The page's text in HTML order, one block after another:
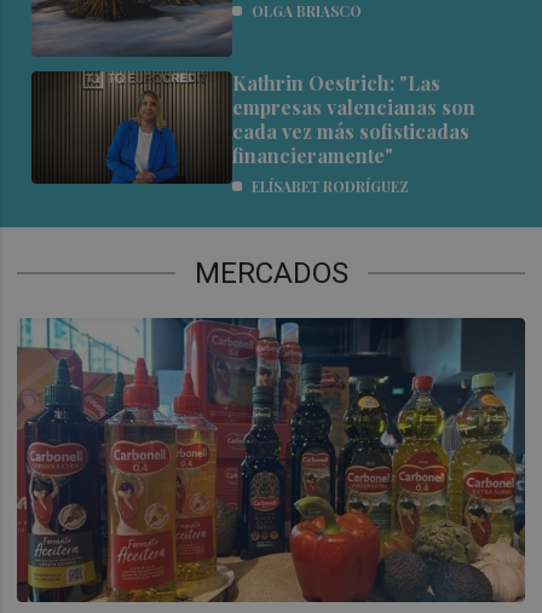
OLGA BRIASCO
Kathrin Oestrich: "Las
empresas valencianas son
cada vez más sofisticadas
financieramente"
ELÍSABET RODRÍGUEZ
MERCADOS